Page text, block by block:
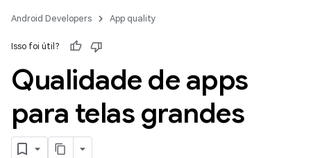
Android Developers App quality
Isso foi útil?
Qualidade de apps
para telas grandes